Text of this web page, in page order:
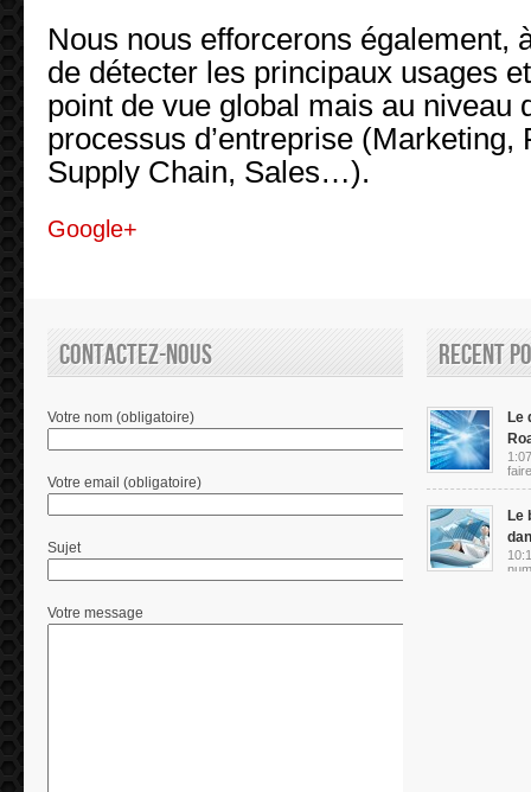
Nous nous efforcerons également,
de détecter les principaux usages
point de vue global mais au niveau
processus d’entreprise (Marketing,
Supply Chain, Sales…).
Google+
Contactez-nous
Votre nom (obligatoire)
Votre email (obligatoire)
Sujet
Votre message
Recent
Le
Le